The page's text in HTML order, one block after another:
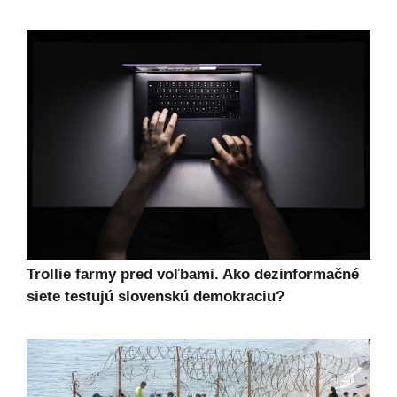
Trollie farmy pred voľbami. Ako dezinformačné
siete testujú slovenskú demokraciu?